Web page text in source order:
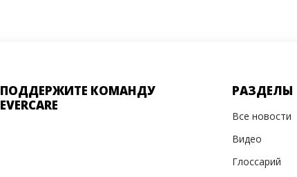
ПОДДЕРЖИТЕ КОМАНДУ
EVERCARE
РАЗДЕЛЫ
Все новости
Видео
Глоссарий